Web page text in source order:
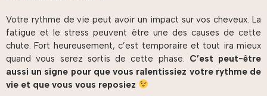
Votre rythme de vie peut avoir un impact sur vos cheveux. La
fatigue et le stress peuvent être une des causes de cette
chute. Fort heureusement, c’est temporaire et tout ira mieux
quand vous serez sortis de cette phase. C’est peut-être
aussi un signe pour que vous ralentissiez votre rythme de
vie et que vous vous reposiez